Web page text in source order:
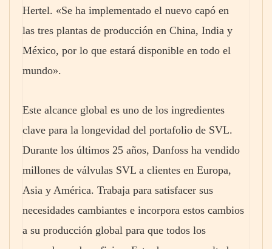
Hertel. «Se ha implementado el nuevo capó en
las tres plantas de producción en China, India y
México, por lo que estará disponible en todo el
mundo».
Este alcance global es uno de los ingredientes
clave para la longevidad del portafolio de SVL.
Durante los últimos 25 años, Danfoss ha vendido
millones de válvulas SVL a clientes en Europa,
Asia y América. Trabaja para satisfacer sus
necesidades cambiantes e incorpora estos cambios
a su producción global para que todos los